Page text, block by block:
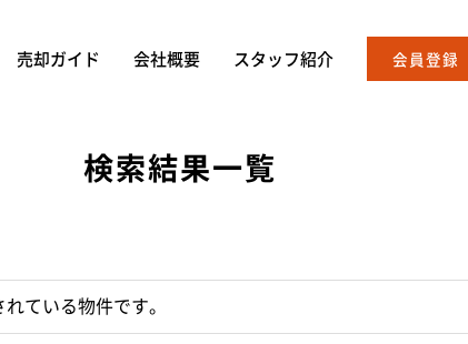
売却ガイド 会社概要 スタッフ紹介 会員登録
検索結果一覧
ている物件です。